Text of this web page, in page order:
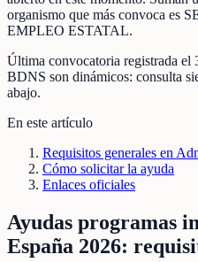
organismo que más convoca es
EMPLEO ESTATAL.
Última convocatoria registrada el
BDNS son dinámicos: consulta
abajo.
En este artículo
Requisitos generales en
Cómo solicitar la ayuda
Enlaces oficiales
Ayudas programas
España 2026: